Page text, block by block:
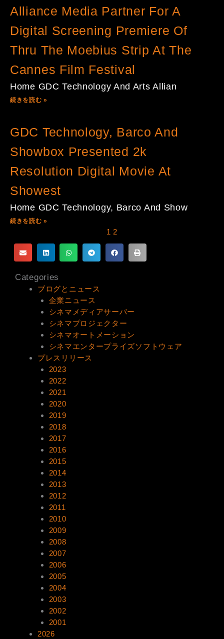
Alliance Media Partner For A
Digital Screening Premiere Of
Thru The Moebius Strip At The
Cannes Film Festival
Home GDC Technology And Arts Allian
続きを読む »
GDC Technology, Barco And
Showbox Presented 2k
Resolution Digital Movie At
Showest
Home GDC Technology, Barco And Show
続きを読む »
1 2
Categories
ブログとニュース
企業ニュース
シネマメディアサーバー
シネマプロジェクター
シネマオートメーション
シネマエンタープライズソフトウェア
プレスリリース
2023
2022
2021
2020
2019
2018
2017
2016
2015
2014
2013
2012
2011
2010
2009
2008
2007
2006
2005
2004
2003
2002
2001
2026